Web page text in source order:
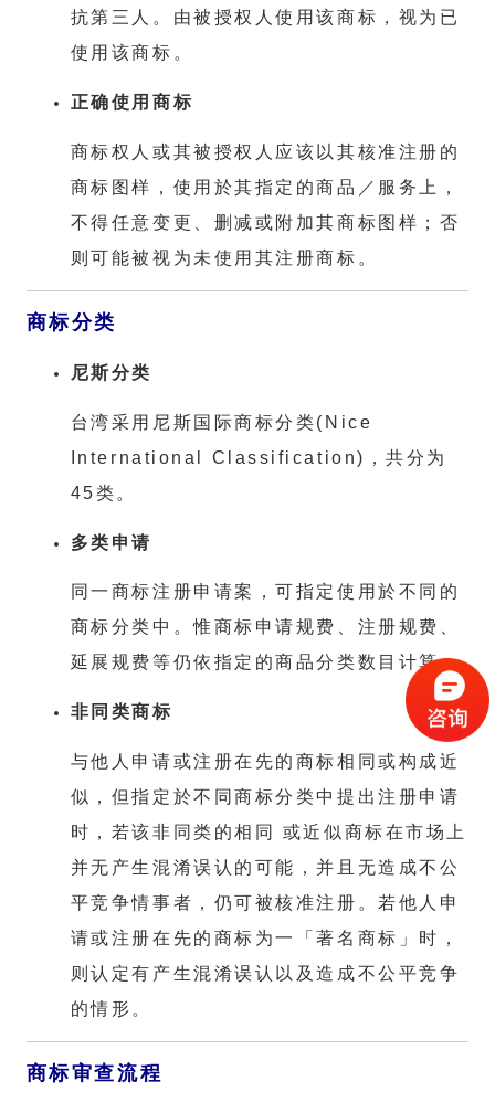
抗第三人。由被授权人使用该商标，视为已
使用该商标。
正确使用商标
商标权人或其被授权人应该以其核准注册的
商标图样，使用於其指定的商品／服务上，
不得任意变更、删减或附加其商标图样；否
则可能被视为未使用其注册商标。
商标分类
尼斯分类
台湾采用尼斯国际商标分类(Nice
International Classification)，共分为
45类。
多类申请
同一商标注册申请案，可指定使用於不同的
商标分类中。惟商标申请规费、注册规费、
延展规费等仍依指定的商品分类数目计算。
非同类商标
与他人申请或注册在先的商标相同或构成近
似，但指定於不同商标分类中提出注册申请
时，若该非同类的相同 或近似商标在市场上
并无产生混淆误认的可能，并且无造成不公
平竞争情事者，仍可被核准注册。若他人申
请或注册在先的商标为一「著名商标」时，
则认定有产生混淆误认以及造成不公平竞争
的情形。
商标审查流程